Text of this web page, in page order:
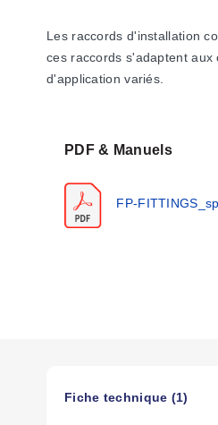
Les raccords d'installation
ces raccords s'adaptent
d'application variés.
PDF & Manuels
FP-
Fiche technique (1)